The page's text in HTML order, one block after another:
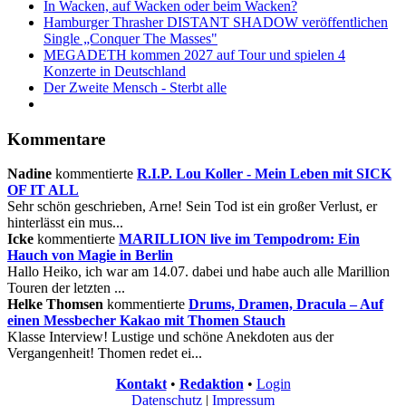
In Wacken, auf Wacken oder beim Wacken?
Hamburger Thrasher DISTANT SHADOW veröffentlichen
Single „Conquer The Masses"
MEGADETH kommen 2027 auf Tour und spielen 4
Konzerte in Deutschland
Der Zweite Mensch - Sterbt alle
Kommentare
Nadine kommentierte R.I.P. Lou Koller - Mein Leben mit SICK
OF IT ALL
Sehr schön geschrieben, Arne! Sein Tod ist ein großer Verlust, er
hinterlässt ein mus...
Icke kommentierte MARILLION live im Tempodrom: Ein
Hauch von Magie in Berlin
Hallo Heiko, ich war am 14.07. dabei und habe auch alle Marillion
Touren der letzten ...
Helke Thomsen kommentierte Drums, Dramen, Dracula – Auf
einen Messbecher Kakao mit Thomen Stauch
Klasse Interview! Lustige und schöne Anekdoten aus der
Vergangenheit! Thomen redet ei...
Kontakt• Redaktion • Login
Datenschutz | Impressum